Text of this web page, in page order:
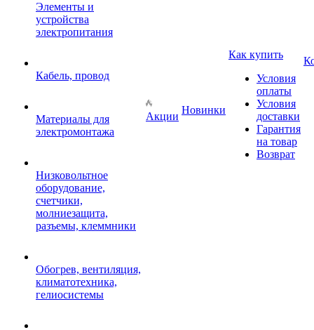
Элементы и
устройства
электропитания
Кабель, провод
Материалы для
электромонтажа
Низковольтное
оборудование,
счетчики,
молниезащита,
разъемы, клеммники
Обогрев, вентиляция,
климатотехника,
гелиосистемы
Акции
Новинки
Как купить
Условия
оплаты
Условия
доставки
Гарантия
на товар
Возврат